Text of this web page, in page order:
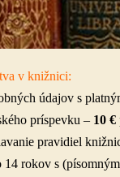
v knižnici:
údajov s
príspevku – 10 €
pravidiel
14 rokov s